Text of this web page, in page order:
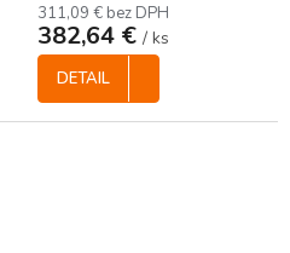
311,09 € bez DPH
382,64 € / ks
DETAIL